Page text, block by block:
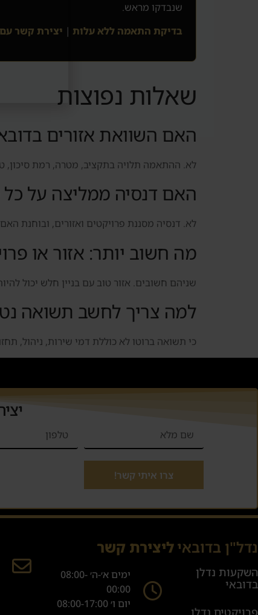
שנבדקו מראש.
בדיקת התאמה ללא עלות | יצירת קשר
שאלות נפוצות
האם השוואת אזורים
לא. ההתאמה תלויה בתקציב, מטרה, רמת סיכון,
האם דנסיה ממליצה על כל
לא. דנסיה מסננת פרויקטים ואזורים, ובוחנת
מה חשוב יותר: אזור או
שניהם חשובים. אזור טוב עם בניין חלש יכול
למה צריך לחשב תשואה
כי תשואה ברוטו לא כוללת דמי שירות, ניהול,
צרו איתי קשר!
נדל"ן בדובאי
השקעות נדלן
בדובאי
ליצירת קשר
ימים א׳-ה׳ 08:00-
00:00
יום ו׳ 08:00-17:00